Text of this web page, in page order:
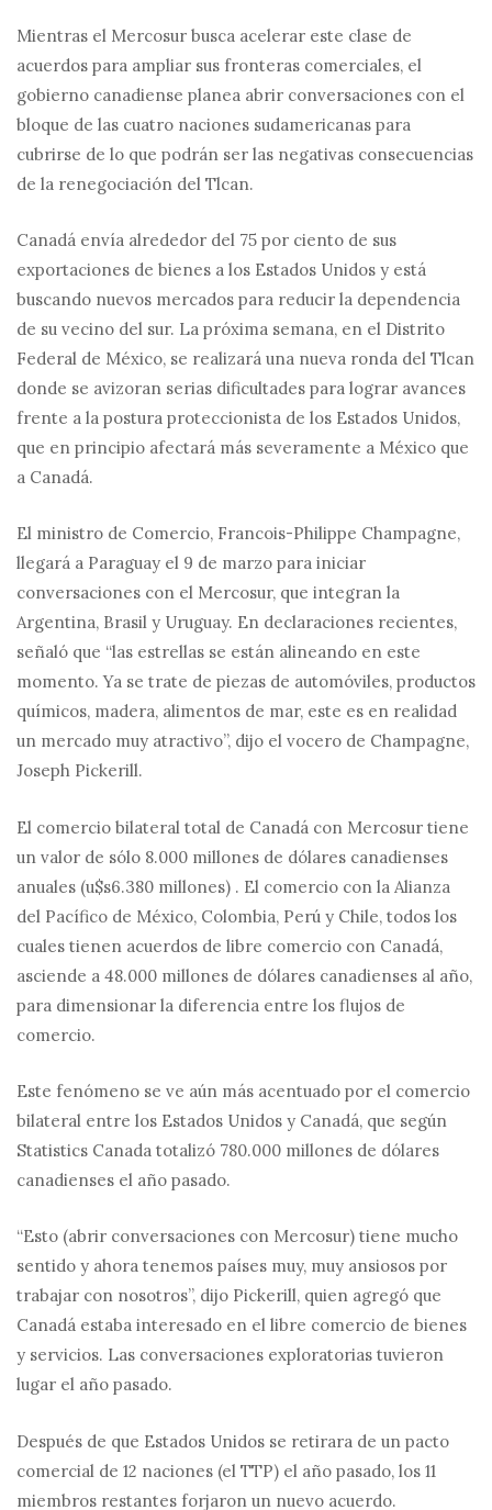
Mientras el Mercosur busca acelerar este clase de
acuerdos para ampliar sus fronteras comerciales, el
gobierno canadiense planea abrir conversaciones con el
bloque de las cuatro naciones sudamericanas para
cubrirse de lo que podrán ser las negativas consecuencias
de la renegociación del Tlcan.
Canadá envía alrededor del 75 por ciento de sus
exportaciones de bienes a los Estados Unidos y está
buscando nuevos mercados para reducir la dependencia
de su vecino del sur. La próxima semana, en el Distrito
Federal de México, se realizará una nueva ronda del Tlcan
donde se avizoran serias dificultades para lograr avances
frente a la postura proteccionista de los Estados Unidos,
que en principio afectará más severamente a México que
a Canadá.
El ministro de Comercio, Francois-Philippe Champagne,
llegará a Paraguay el 9 de marzo para iniciar
conversaciones con el Mercosur, que integran la
Argentina, Brasil y Uruguay. En declaraciones recientes,
señaló que “las estrellas se están alineando en este
momento. Ya se trate de piezas de automóviles, productos
químicos, madera, alimentos de mar, este es en realidad
un mercado muy atractivo”, dijo el vocero de Champagne,
Joseph Pickerill.
El comercio bilateral total de Canadá con Mercosur tiene
un valor de sólo 8.000 millones de dólares canadienses
anuales (u$s6.380 millones) . El comercio con la Alianza
del Pacífico de México, Colombia, Perú y Chile, todos los
cuales tienen acuerdos de libre comercio con Canadá,
asciende a 48.000 millones de dólares canadienses al año,
para dimensionar la diferencia entre los flujos de
comercio.
Este fenómeno se ve aún más acentuado por el comercio
bilateral entre los Estados Unidos y Canadá, que según
Statistics Canada totalizó 780.000 millones de dólares
canadienses el año pasado.
“Esto (abrir conversaciones con Mercosur) tiene mucho
sentido y ahora tenemos países muy, muy ansiosos por
trabajar con nosotros”, dijo Pickerill, quien agregó que
Canadá estaba interesado en el libre comercio de bienes
y servicios. Las conversaciones exploratorias tuvieron
lugar el año pasado.
Después de que Estados Unidos se retirara de un pacto
comercial de 12 naciones (el TTP) el año pasado, los 11
miembros restantes forjaron un nuevo acuerdo.